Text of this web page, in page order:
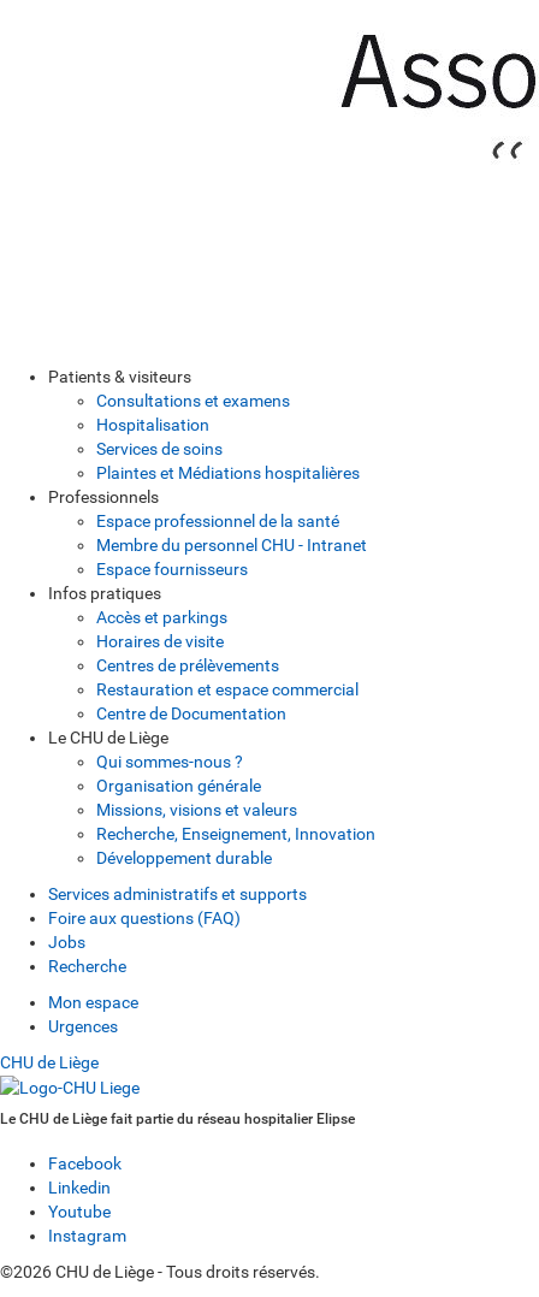
Patients & visiteurs
Consultations et examens
Hospitalisation
Services de soins
Plaintes et Médiations hospitalières
Professionnels
Espace professionnel de la santé
Membre du personnel CHU - Intranet
Espace fournisseurs
Infos pratiques
Accès et parkings
Horaires de visite
Centres de prélèvements
Restauration et espace commercial
Centre de Documentation
Le CHU de Liège
Qui sommes-nous ?
Organisation générale
Missions, visions et valeurs
Recherche, Enseignement, Innovation
Développement durable
Services administratifs et supports
Foire aux questions (FAQ)
Jobs
Recherche
Mon espace
Urgences
CHU de Liège
Le CHU de Liège fait partie du réseau hospitalier Elipse
Facebook
Linkedin
Youtube
Instagram
©2026 CHU de Liège - Tous droits réservés.